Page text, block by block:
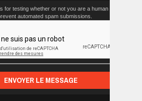
for testing whether or not you are a human
automated spam submissions.